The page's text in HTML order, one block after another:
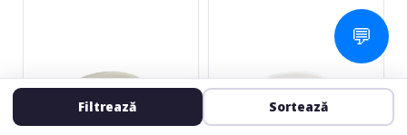
Filtrează Sortează
💬